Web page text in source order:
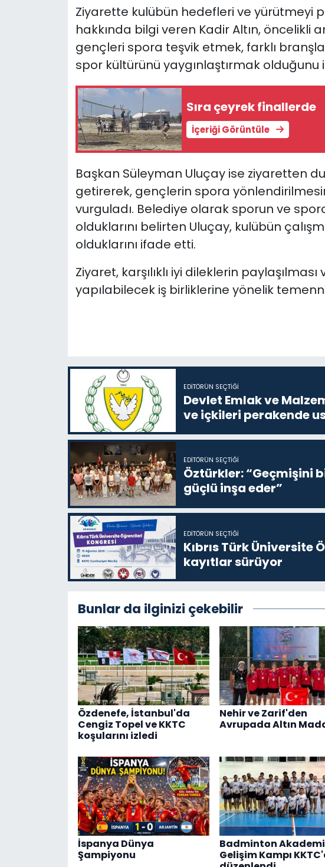
Ziyarette kulübün hedefleri ve yürütmeyi
hakkında bilgi veren Kadir Altın, öncelikli
gençleri spora teşvik etmek, farklı
spor kültürünü yaygınlaştırmak olduğunu
Sıra çeyrek finallerde
İçeriği Görüntüle
Başkan Süleyman Uluçay ise ziyaretten
getirerek, gençlerin spora
vurguladı. Belediye olarak sporun ve
olduklarını belirten Uluçay, kulübün
olduklarını ifade etti.
Ziyaret, karşılıklı iyi dileklerin
yapılabilecek iş birliklerine yönelik
EDITÖRÜN SEÇTIĞI
Devlet Emlak ve
ve içkileri perakende
EDITÖRÜN SEÇTIĞI
Öztürkler: “Geçmişini
güçlü inşa eder”
EDITÖRÜN SEÇTIĞI
Kıbrıs Türk Üniversite
kayıtlar sürüyor
Bunlar da ilginizi çekebilir
Özdenefe, İstanbul'da
Cengiz Topel ve KKTC
koşularını izledi
Nehir ve Zarif'den
Avrupada Altın
İspanya Dünya
Şampiyonu
Badminton Akademi
Gelişim Kampı
Yazarlar